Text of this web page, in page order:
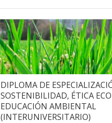
DIPLOMA DE
SOSTENIBILIDAD, ÉTICA
EDUCACIÓN AMBIENTAL
(INTERUNIVERSITARIO)